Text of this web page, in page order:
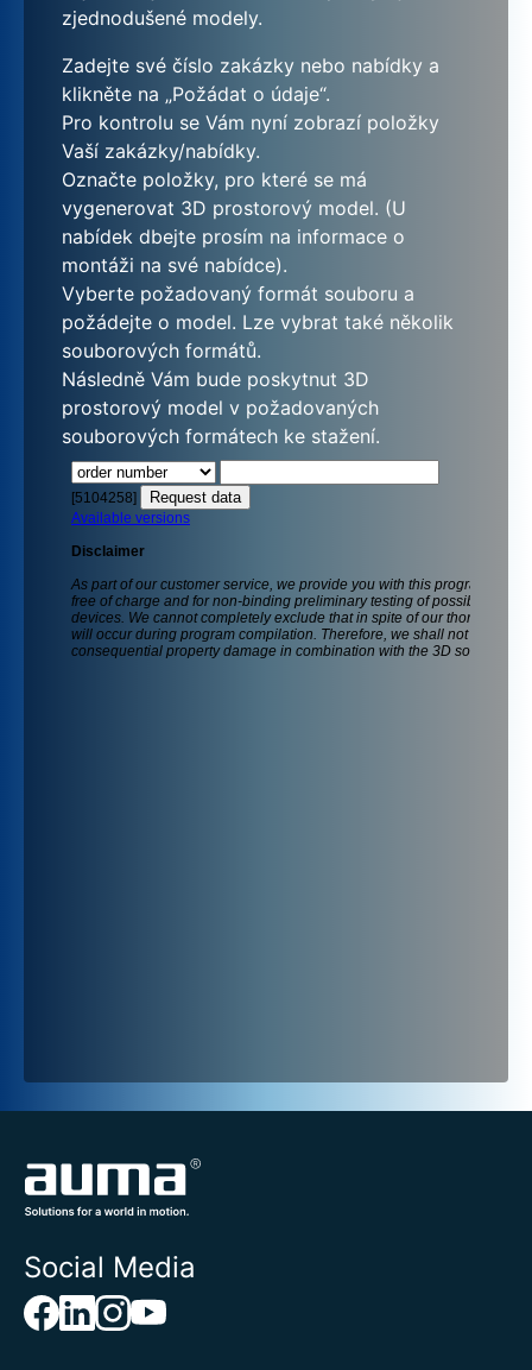
zjednodušené modely.
Zadejte své číslo zakázky nebo nabídky a
klikněte na „Požádat o údaje“.
Pro kontrolu se Vám nyní zobrazí položky
Vaší zakázky/nabídky.
Označte položky, pro které se má
vygenerovat 3D prostorový model. (U
nabídek dbejte prosím na informace o
montáži na své nabídce).
Vyberte požadovaný formát souboru a
požádejte o model. Lze vybrat také několik
souborových formátů.
Následně Vám bude poskytnut 3D
prostorový model v požadovaných
souborových formátech ke stažení.
Social Media